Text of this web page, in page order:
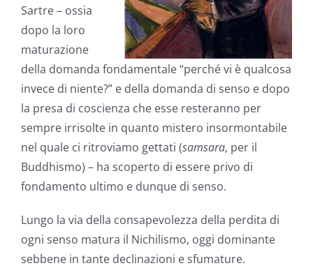
Sartre – ossia
dopo la loro
maturazione
della domanda fondamentale “perché vi è qualcosa
invece di niente?” e della domanda di senso e dopo
la presa di coscienza che esse resteranno per
sempre irrisolte in quanto mistero insormontabile
nel quale ci ritroviamo gettati (samsara, per il
Buddhismo) – ha scoperto di essere privo di
fondamento ultimo e dunque di senso.
Lungo la via della consapevolezza della perdita di
ogni senso matura il Nichilismo, oggi dominante
sebbene in tante declinazioni e sfumature.